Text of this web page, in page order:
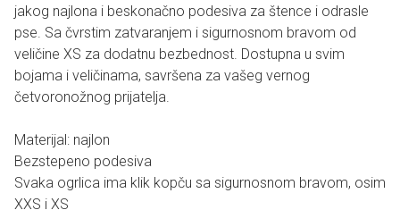
jakog najlona i beskonačno podesiva za štence i odrasle
pse. Sa čvrstim zatvaranjem i sigurnosnom bravom od
veličine XS za dodatnu bezbednost. Dostupna u svim
bojama i veličinama, savršena za vašeg vernog
četvoronožnog prijatelja.
Materijal: najlon
Bezstepeno podesiva
Svaka ogrlica ima klik kopču sa sigurnosnom bravom, osim
XXS i XS